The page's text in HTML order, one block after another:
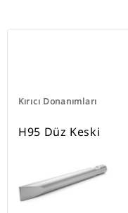
Kırıcı Donanımları
H95 Düz Keski